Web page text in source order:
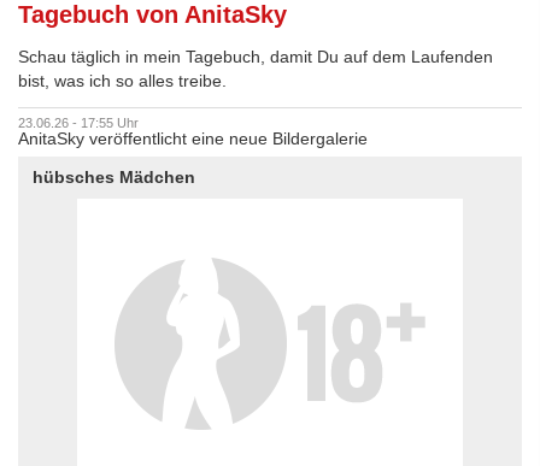
Tagebuch von AnitaSky
Schau täglich in mein Tagebuch, damit Du auf dem Laufenden
bist, was ich so alles treibe.
23.06.26 - 17:55 Uhr
AnitaSky veröffentlicht eine neue Bildergalerie
hübsches Mädchen